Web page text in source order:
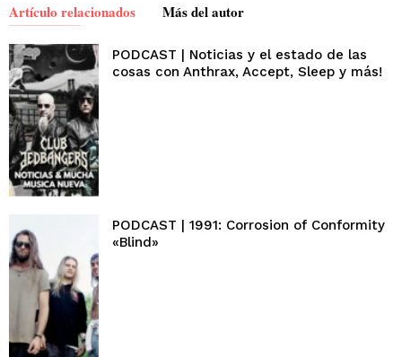
Artículo relacionados Más del autor
PODCAST | Noticias y el estado de las
cosas con Anthrax, Accept, Sleep y más!
PODCAST | 1991: Corrosion of Conformity
«Blind»